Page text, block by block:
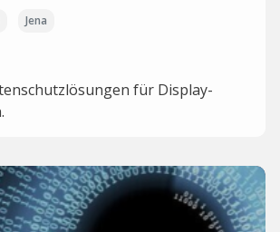
Jena
für Display-